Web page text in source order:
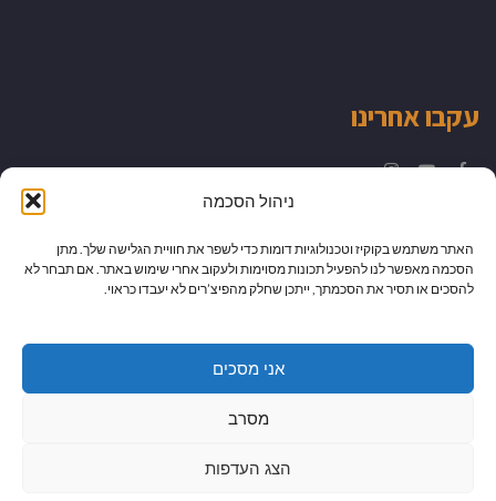
ניהול הסכמה
האתר משתמש בקוקיז וטכנולוגיות דומות כדי לשפר את חוויית הגלישה שלך. מתן
הסכמה מאפשר לנו להפעיל תכונות מסוימות ולעקוב אחרי שימוש באתר. אם תבחר לא
להסכים או תסיר את הסכמתך, ייתכן שחלק מהפיצ’רים לא יעבדו כראוי.
אני מסכים
מסרב
הצג העדפות
עקבו אחרינו